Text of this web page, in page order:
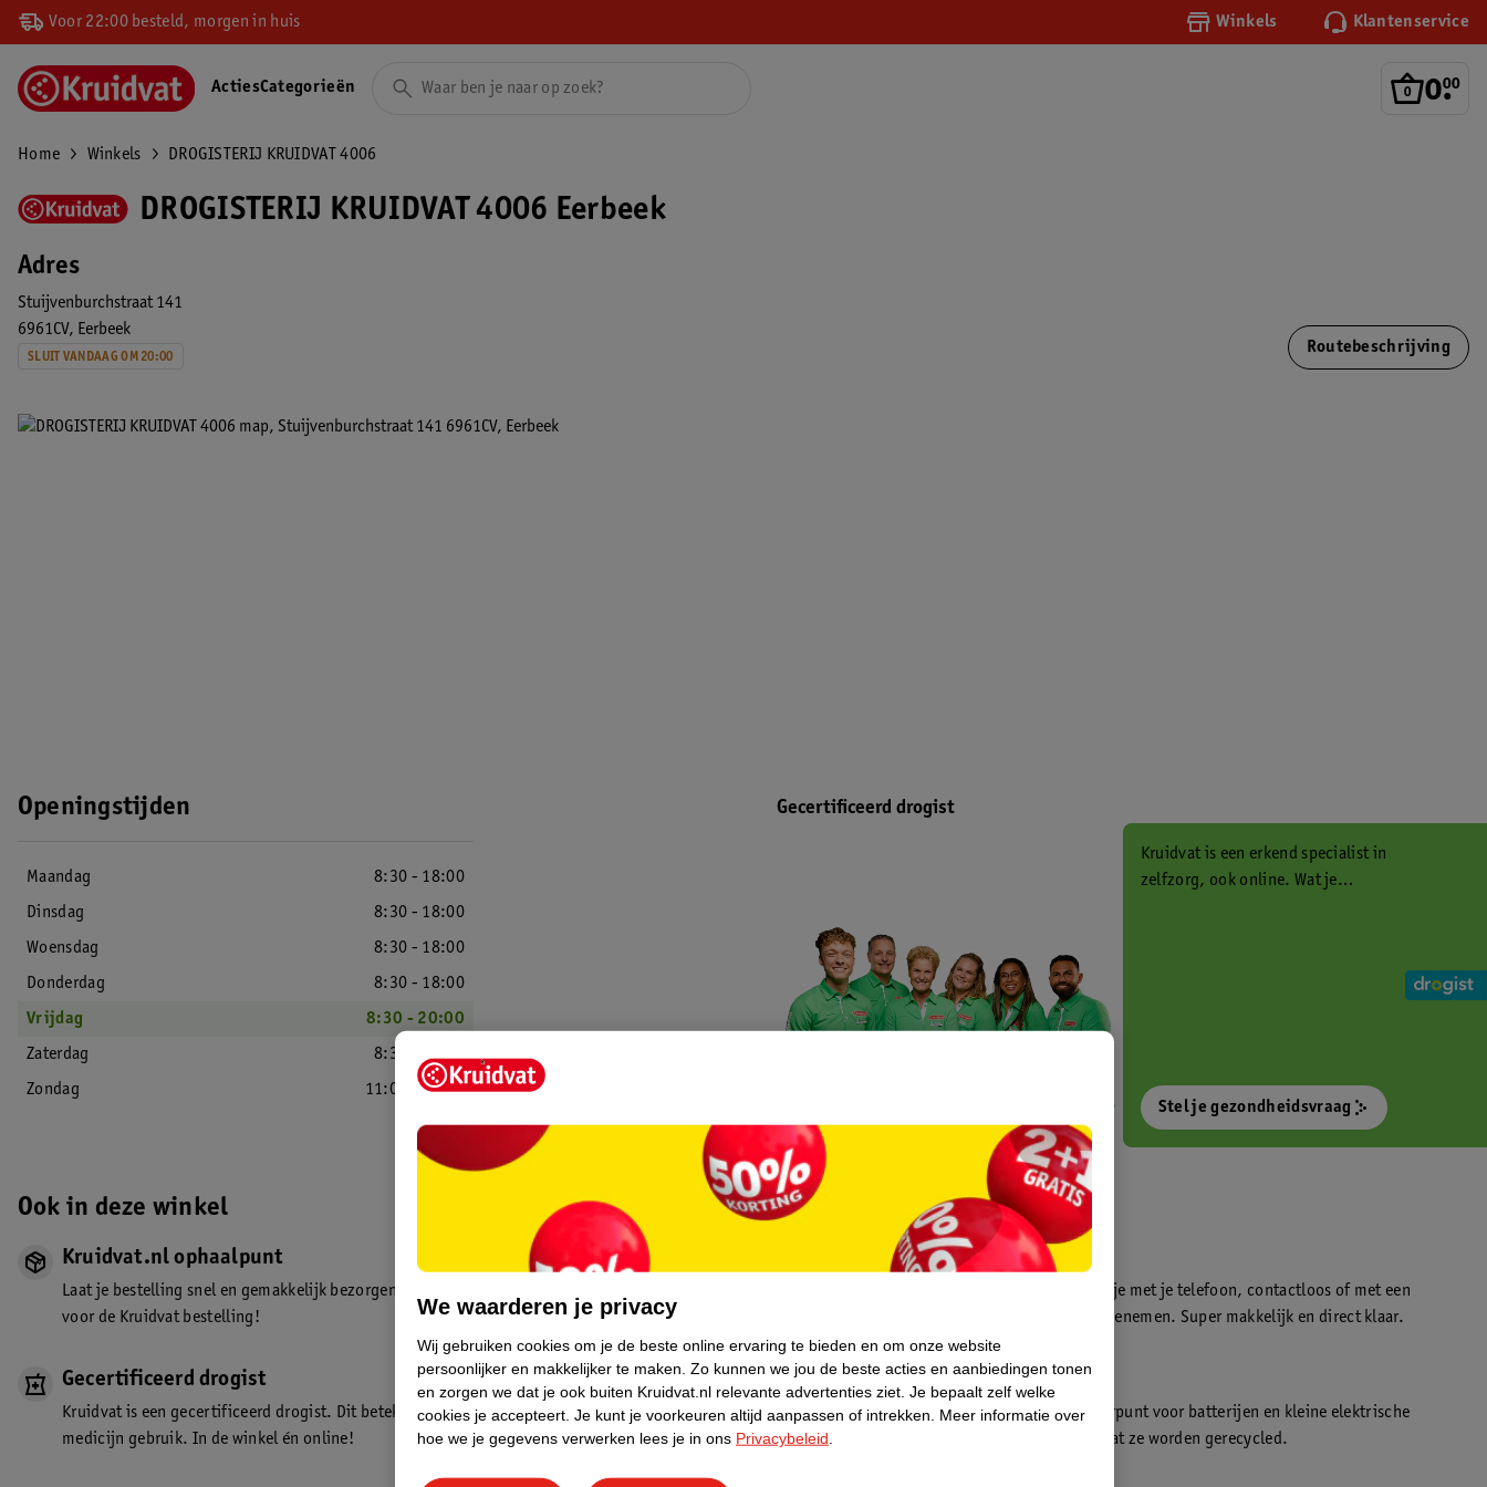
Voor 22:00 besteld, morgen in huis Winkels Klantenservice
0.
00
ActiesCategorieën
Home Winkels DROGISTERIJ KRUIDVAT 4006
DROGISTERIJ KRUIDVAT 4006 Eerbeek
Adres
Stuijvenburchstraat 141
6961CV
Eerbeek
SLUIT VANDAAG OM 20:00
Routebeschrijving
Openingstijden
Maandag
8:30 - 18:00
Dinsdag
8:30 - 18:00
Woensdag
8:30 - 18:00
Donderdag
8:30 - 18:00
Vrijdag
8:30 - 20:00
Zaterdag
8:30 - 18:00
Zondag
11:00 - 17:00
Gecertificeerd drogist
Kruidvat is een erkend specialist in
zelfzorg, ook online. Wat je
Stel je gezondheidsvraag
Ook in deze winkel
Kruidvat.nl ophaalpunt
Laat je bestelling snel en gemakkelijk bezorgen in de winkel. Zo hoef je niet thuis te blijven
voor de Kruidvat bestelling!
Gecertificeerd drogist
Kruidvat is een gecertificeerd drogist. Dit betekent dat je deskundig advies krijgt over
medicijn gebruik. In de winkel én online!
Kruidvat fotokiosk
In de winkel vind je een fotokiosk waarmee je met je telefoon, contactloos of met een
geheugenkaartje, jouw foto’s direct kan meenemen. Super makkelijk en direct klaar.
WeCycle inleverpunt
In deze Kruidvat vind je een WeCycle inleverpunt voor batterijen en kleine elektrische
apparaten. Deze kan je gratis inleveren zodat ze worden gerecycled.
We waarderen je privacy
Wij gebruiken cookies om je de beste online ervaring te bieden en om onze website
persoonlijker en makkelijker te maken. Zo kunnen we jou de beste acties en aanbiedingen tonen
en zorgen we dat je ook buiten Kruidvat.nl relevante advertenties ziet. Je bepaalt zelf welke
cookies je accepteert. Je kunt je voorkeuren altijd aanpassen of intrekken.
Meer informatie over
hoe we je gegevens verwerken lees je in ons Privacybeleid